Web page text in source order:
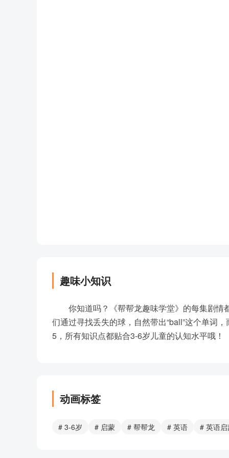
趣味小知识
你知道吗？《帮帮龙趣味学堂》的每集剧情
们通过寻找丢失的球，自然带出“ball”这个单词
5，所有知识点都贴合3-6岁儿童的认知水平哦！
动画标签
# 3-6岁 # 启蒙 # 帮帮龙 # 英语 # 英语